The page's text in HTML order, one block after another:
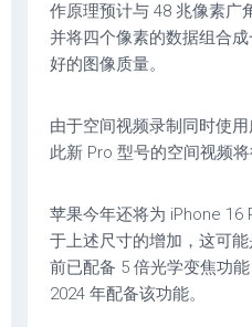
作原理预计与 48 兆像素广
并将四个像素的数据组合
好的图像质量。
由于空间视频录制同时使
此新 Pro 型号的空间视频将
苹果今年还将为 iPhone 16
于上述尺寸的增加，这可
前已配备 5 倍光学变焦功
2024 年配备该功能。